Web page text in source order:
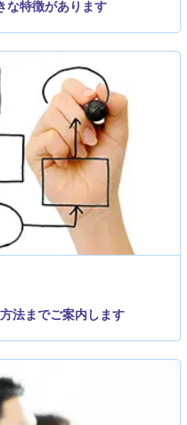
な特徴があります
法までご案内します